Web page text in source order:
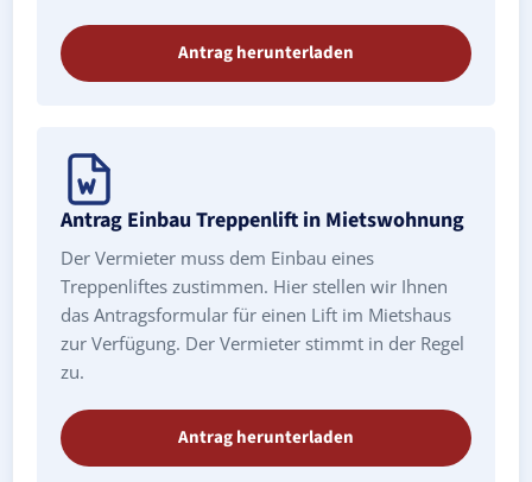
Antrag herunterladen
Antrag Einbau Treppenlift in Mietswohnung
Der Vermieter muss dem Einbau eines
Treppenliftes zustimmen. Hier stellen wir Ihnen
das Antragsformular für einen Lift im Mietshaus
zur Verfügung. Der Vermieter stimmt in der Regel
zu.
Antrag herunterladen